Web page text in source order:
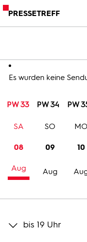
PRESSETREFF
Es wurden keine
PW 33 PW 34 PW
08
Aug
SA
09
Aug
SO
10
MO
bis 19 Uhr